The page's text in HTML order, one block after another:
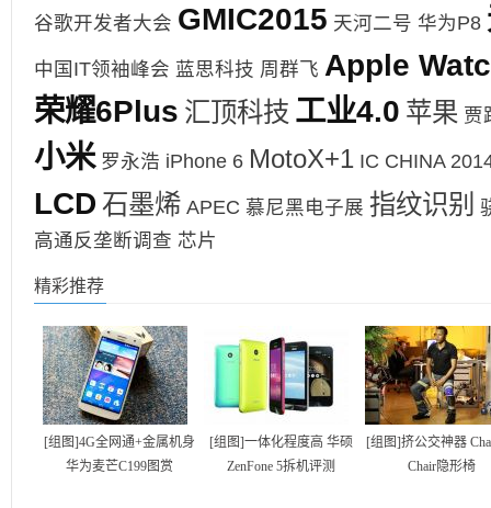
谷歌开发者大会 GMIC2015 天河二号 华为P8
中国IT领袖峰会 蓝思科技 周群飞 Apple
荣耀6Plus 汇顶科技 工业4.0 苹果 贾
小米 罗永浩 iPhone 6 MotoX+1 IC CHINA
LCD 石墨烯 APEC 慕尼黑电子展 指纹识别
高通反垄断调查 芯片
精彩推荐
[组图]4G全网通+金属机身
华为麦芒C199图赏
[组图]一体化程度高 华硕
ZenFone 5拆机评测
[组图]挤公交神器
Chair隐形椅